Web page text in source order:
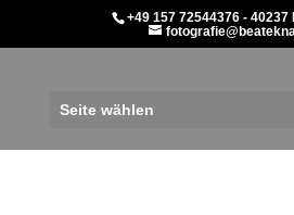
+49 157 72544376 -
Seite wählen